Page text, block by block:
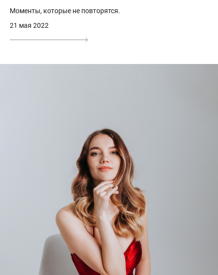
Моменты, которые не повторятся.
21 мая 2022